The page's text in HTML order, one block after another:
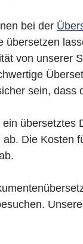
bei der
übersetzen
von unserer
sein, dass
ein übersetztes
ab. Die Kosten